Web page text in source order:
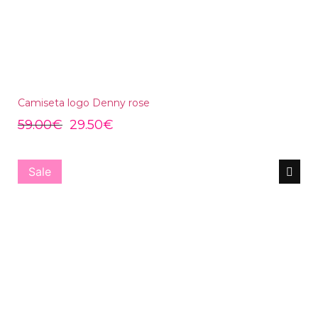
Camiseta logo Denny rose
59.00€ 29.50€
Sale